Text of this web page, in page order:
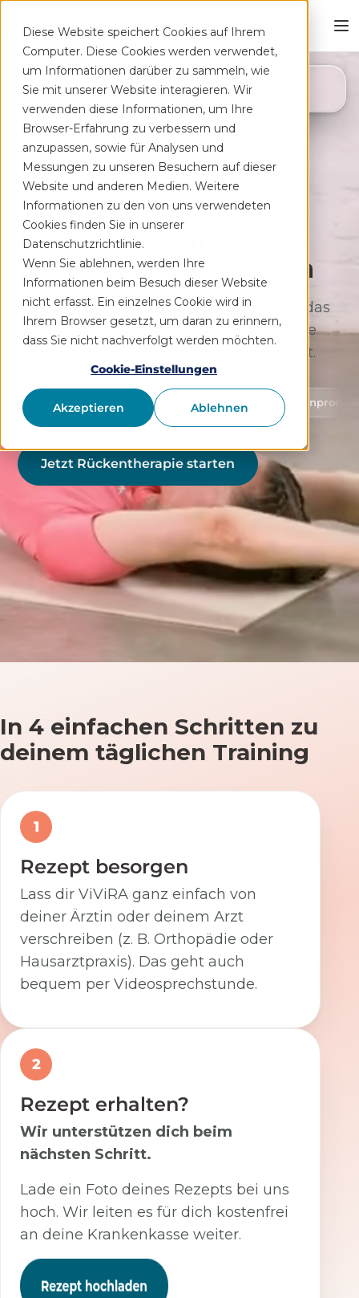
Diese Website speichert Cookies auf Ihrem
Computer. Diese Cookies werden verwendet,
um Informationen darüber zu sammeln, wie
Sie mit unserer Website interagieren. Wir
verwenden diese Informationen, um Ihre
Browser-Erfahrung zu verbessern und
anzupassen, sowie für Analysen und
Messungen zu unseren Besuchern auf dieser
Website und anderen Medien. Weitere
Informationen zu den von uns verwendeten
Cookies finden Sie in unserer
Datenschutzrichtlinie.
Wenn Sie ablehnen, werden Ihre
Informationen beim Besuch dieser Website
nicht erfasst. Ein einzelnes Cookie wird in
Ihrem Browser gesetzt, um daran zu erinnern,
dass Sie nicht nachverfolgt werden möchten.
Cookie-Einstellungen
Akzeptieren Ablehnen
Deine App auf Rezept
bei Rücken­schmerzen
Therapeutisches Training für zu Hause, das
sich flexibel deinem Alltag anpasst. Ohne
lange Wartezeiten, kostenfrei auf Rezept.
Schutz von Gesundheitsdaten Medizinprodukt Klasse 1
Jetzt Rückentherapie starten
In 4 einfachen Schritten zu
deinem täglichen Training
1
Rezept besorgen
Lass dir ViViRA ganz einfach von
deiner Ärztin oder deinem Arzt
verschreiben (z. B. Orthopädie oder
Hausarztpraxis). Das geht auch
bequem per Videosprechstunde.
2
Rezept erhalten?
Wir unterstützen dich beim
nächsten Schritt.
Lade ein Foto deines Rezepts bei uns
hoch. Wir leiten es für dich kostenfrei
an deine Krankenkasse weiter.